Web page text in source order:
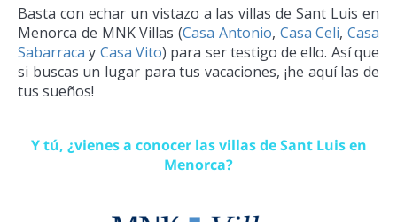
Basta con echar un vistazo a las villas de Sant Luis en
Menorca de MNK Villas (Casa Antonio, Casa Celi, Casa
Sabarraca y Casa Vito) para ser testigo de ello. Así que
si buscas un lugar para tus vacaciones, ¡he aquí las de
tus sueños!
Y tú, ¿vienes a conocer las villas de Sant Luis en
Menorca?